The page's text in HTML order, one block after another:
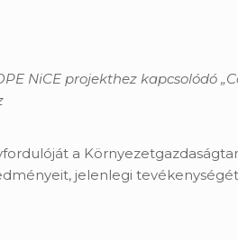
NiCE projekthez kapcsolódó
a
jelenlegi